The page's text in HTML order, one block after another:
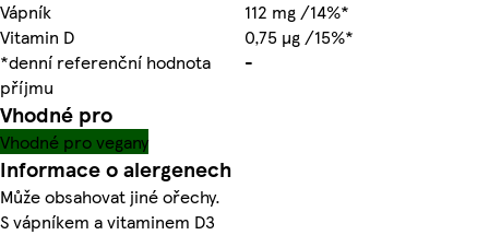
Vápník
112 mg /14%*
Vitamin D
0,75 µg /15%*
*denní referenční hodnota
příjmu
-
Vhodné pro
Vhodné pro vegany
Informace o alergenech
Může obsahovat jiné ořechy.
S vápníkem a vitaminem D3